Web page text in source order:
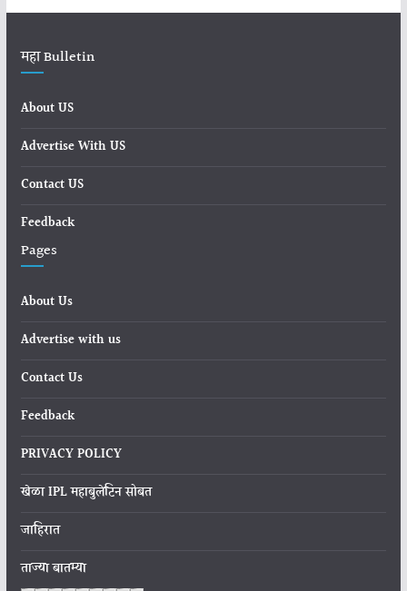
महा Bulletin
About US
Advertise With US
Contact US
Feedback
Pages
About Us
Advertise with us
Contact Us
Feedback
PRIVACY POLICY
खेळा IPL महाबुलेटिन सोबत
जाहिरात
ताज्या बातम्या